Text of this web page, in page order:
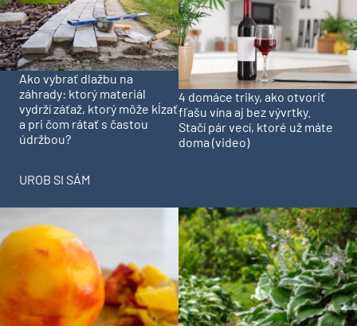
Ako vybrať dlažbu na
záhrady: ktorý materiál
vydrží záťaž, ktorý môže kĺzať
a pri čom rátať s častou
údržbou?
4 domáce triky, ako otvoriť
fľašu vína aj bez vývrtky.
Stačí pár vecí, ktoré už máte
doma (video)
UROB SI SÁM